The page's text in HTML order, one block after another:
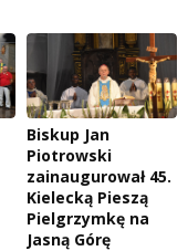
Biskup Jan
Piotrowski
zainaugurował 45.
Kielecką Pieszą
Pielgrzymkę na
Jasną Górę